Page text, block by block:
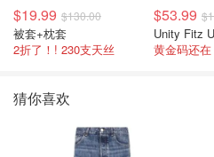
$19.99 $130.00
被套+枕套
2折了！! 230支天丝
$53.99
猜你喜欢